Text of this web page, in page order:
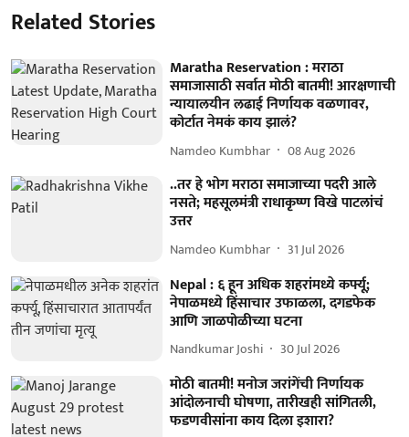
Related Stories
Maratha Reservation : मराठा
समाजासाठी सर्वात मोठी बातमी! आरक्षणाची
न्यायालयीन लढाई निर्णायक वळणावर,
कोर्टात नेमकं काय झालं?
Namdeo Kumbhar 08 Aug 2026
..तर हे भोग मराठा समाजाच्या पदरी आले
नसते; महसूलमंत्री राधाकृष्ण विखे पाटलांचं
उत्तर
Namdeo Kumbhar 31 Jul 2026
Nepal : ६ हून अधिक शहरांमध्ये कर्फ्यू;
नेपाळमध्ये हिंसाचार उफाळला, दगडफेक
आणि जाळपोळीच्या घटना
Nandkumar Joshi 30 Jul 2026
मोठी बातमी! मनोज जरांगेंची निर्णायक
आंदोलनाची घोषणा, तारीखही सांगितली,
फडणवीसांना काय दिला इशारा?